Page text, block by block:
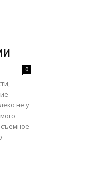
0
не у
съемное